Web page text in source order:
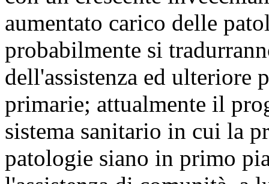
aumentato carico delle
probabilmente si
dell'assistenza ed ulteriore
primarie; attualmente il
sistema sanitario in cui la
patologie siano in primo